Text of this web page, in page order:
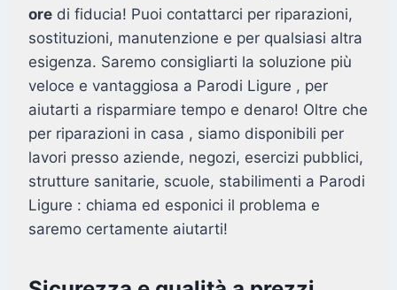
ore di fiducia! Puoi contattarci per riparazioni,
sostituzioni, manutenzione e per qualsiasi altra
esigenza. Saremo consigliarti la soluzione più
veloce e vantaggiosa a Parodi Ligure , per
aiutarti a risparmiare tempo e denaro! Oltre che
per riparazioni in casa , siamo disponibili per
lavori presso aziende, negozi, esercizi pubblici,
strutture sanitarie, scuole, stabilimenti a Parodi
Ligure : chiama ed esponici il problema e
saremo certamente aiutarti!